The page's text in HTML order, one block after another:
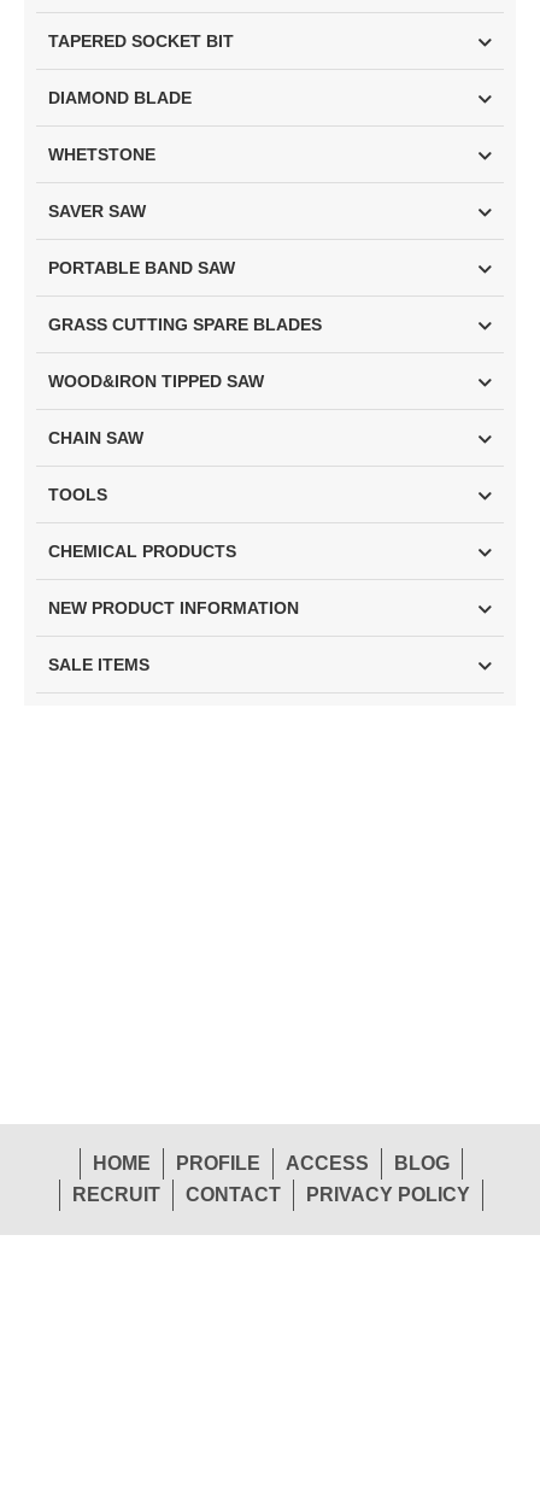
TAPERED SOCKET BIT
DIAMOND BLADE
WHETSTONE
SAVER SAW
PORTABLE BAND SAW
GRASS CUTTING SPARE BLADES
WOOD&IRON TIPPED SAW
CHAIN SAW
TOOLS
CHEMICAL PRODUCTS
NEW PRODUCT INFORMATION
SALE ITEMS
HOME PROFILE ACCESS
BLOG
RECRUIT
CONTACT PRIVACY POLICY